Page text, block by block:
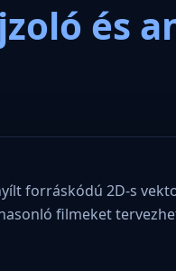
és
forráskódú 2D-s
filmeket